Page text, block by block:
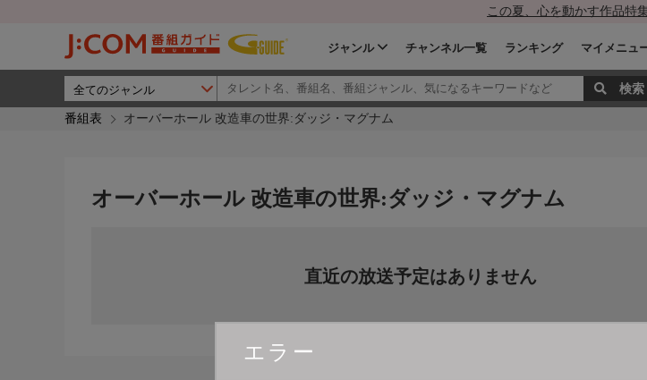
この夏、心を動かす作品特
ジャンル チャンネル一覧 ランキング マイメニュ
番組表 オーバーホール 改造車の世界:ダッジ・マグナム
エラー
オーバーホール 改造車の世界:ダッジ・マグナム
直近の放送予定はありません